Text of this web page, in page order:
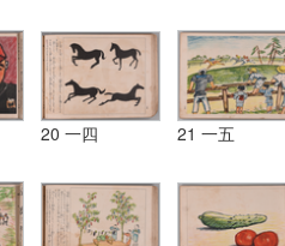
20 一四 21 一五